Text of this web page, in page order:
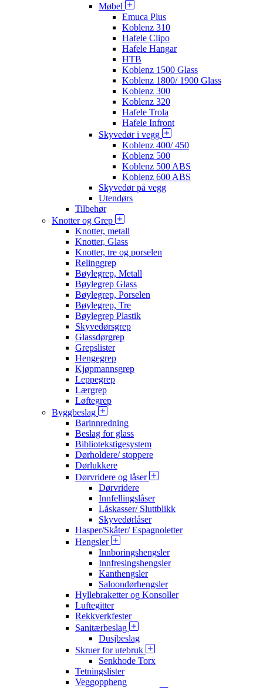
Møbel
Emuca Plus
Koblenz 310
Hafele Clipo
Hafele Hangar
HTB
Koblenz 1500 Glass
Koblenz 1800/ 1900 Glass
Koblenz 300
Koblenz 320
Hafele Trola
Hafele Infront
Skyvedør i vegg
Koblenz 400/ 450
Koblenz 500
Koblenz 500 ABS
Koblenz 600 ABS
Skyvedør på vegg
Utendørs
Tilbehør
Knotter og Grep
Knotter, metall
Knotter, Glass
Knotter, tre og porselen
Relinggrep
Bøylegrep, Metall
Bøylegrep Glass
Bøylegrep, Porselen
Bøylegrep, Tre
Bøylegrep Plastik
Skyvedørsgrep
Glassdørgrep
Grepslister
Hengegrep
Kjøpmannsgrep
Leppegrep
Lærgrep
Løftegrep
Byggbeslag
Barinnredning
Beslag for glass
Bibliotekstigesystem
Dørholdere/ stoppere
Dørlukkere
Dørvridere og låser
Dørvridere
Innfellingslåser
Låskasser/ Sluttblikk
Skyvedørlåser
Hasper/Skåter/ Espagnoletter
Hengsler
Innboringshengsler
Innfresingshengsler
Kanthengsler
Saloondørhengsler
Hyllebraketter og Konsoller
Luftegitter
Rekkverkfester
Sanitærbeslag
Dusjbeslag
Skruer for utebruk
Senkhode Torx
Tetningslister
Veggoppheng